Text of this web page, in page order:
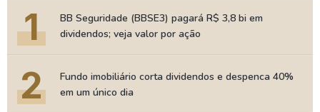
1
BB Seguridade (BBSE3) pagará R$ 3,8 bi em
dividendos; veja valor por ação
2
Fundo imobiliário corta dividendos e despenca 40%
em um único dia